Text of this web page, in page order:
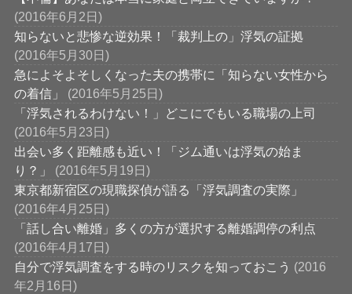
(2016年6月2日)
知らないと悲惨な逆効果！「裁判上の」浮気の証拠
(2016年5月30日)
急によそよそしくなった夫の携帯に「知らない女性から
の着信」
(2016年5月25日)
「浮気されるわけない！」どこにでもいる職場の上司
(2016年5月23日)
出会い多く距離感も近い！「ジム通いは浮気の始ま
り？」
(2016年5月19日)
東京都新宿区の現職探偵が語る「浮気調査の実際」
(2016年4月25日)
「話し合い離婚」多くの方が選択する離婚調停の利点
(2016年4月17日)
自分で浮気調査をする時のリスクを知っておこう (2016
年2月16日)